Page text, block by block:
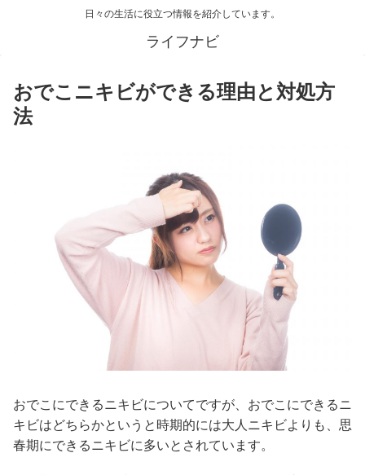
日々の生活に役立つ情報を紹介しています。
ライフナビ
おでこニキビができる理由と対処方
法
おでこにできるニキビについてですが、おでこにできるニ
キビはどちらかというと時期的には大人ニキビよりも、思
春期にできるニキビに多いとされています。